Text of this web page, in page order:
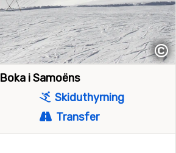
©
Boka i Samoëns
Skiduthyrning
Transfer